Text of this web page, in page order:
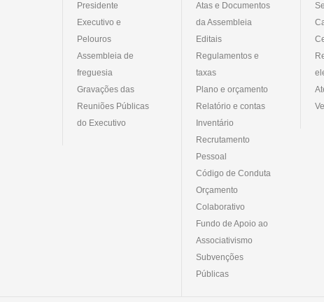
Presidente
Executivo e
Pelouros
Assembleia de
freguesia
Gravações das
Reuniões Públicas
do Executivo
Atas e Documentos
da Assembleia
Editais
Regulamentos e
taxas
Plano e orçamento
Relatório e contas
Inventário
Recrutamento
Pessoal
Código de Conduta
Orçamento
Colaborativo
Fundo de Apoio ao
Associativismo
Subvenções
Públicas